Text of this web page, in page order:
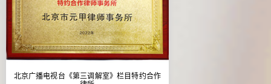
北京广播电视台《第三调解室》栏目特约合作